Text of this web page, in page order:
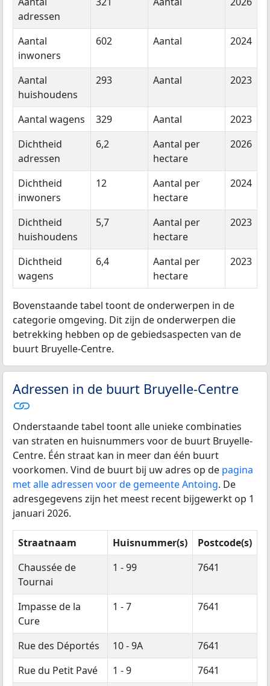
adressen
Aantal
inwoners
602 Aantal 2024
Aantal
huishoudens
293 Aantal 2023
Aantal wagens 329 Aantal
2023
Dichtheid
adressen
6,2
Aantal per
hectare
2026
Dichtheid
inwoners
12
Aantal per
hectare
2024
Dichtheid
huishoudens
5,7
Aantal per
hectare
2023
Dichtheid
wagens
6,4
Aantal per
hectare
2023
Bovenstaande tabel toont de onderwerpen in de
categorie omgeving. Dit zijn de onderwerpen die
betrekking hebben op de gebiedsaspecten van de
buurt Bruyelle-Centre.
Adressen in de buurt Bruyelle-Centre
Onderstaande tabel toont alle unieke combinaties
van straten en huisnummers voor de buurt Bruyelle-
Centre. Één straat kan in meer dan één buurt
voorkomen. Vind de buurt bij uw adres op de pagina
met alle adressen voor de gemeente Antoing. De
adresgegevens zijn het meest recent bijgewerkt op 1
januari 2026.
Straatnaam Huisnummer(s)
Postcode(s)
Chaussée de
Tournai
1 - 99 7641
Impasse de la
Cure
1 - 7 7641
Rue des Déportés 10 - 9A
7641
Rue du Petit Pavé
1 - 9
7641